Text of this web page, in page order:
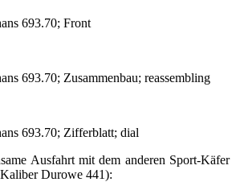
693.70; Front
693.70; Zusammenbau; reassembling
693.70; Zifferblatt; dial
Ausfahrt mit dem anderen Sport-Käfer
Durowe 441):